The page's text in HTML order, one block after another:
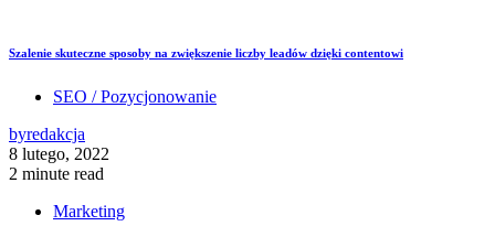
Szalenie skuteczne sposoby na zwiększenie liczby leadów dzięki contentowi
SEO / Pozycjonowanie
byredakcja
8 lutego, 2022
2 minute read
Marketing